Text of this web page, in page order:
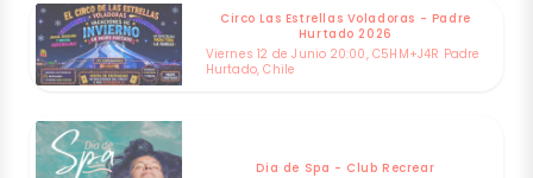
Circo Las Estrellas Voladoras - Padre
Hurtado 2026
Viernes 12 de Junio 20:00, C5HM+J4R Padre
Hurtado, Chile
Dia de Spa - Club Recrear